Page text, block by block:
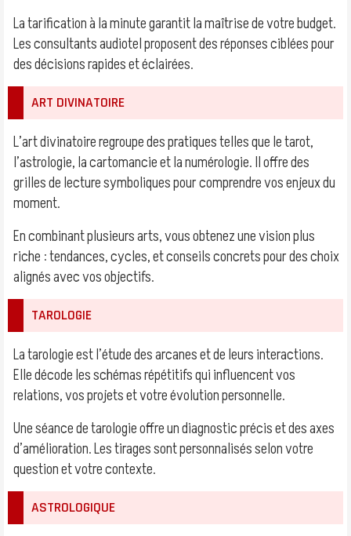
La tarification à la minute garantit la maîtrise de votre budget.
Les consultants audiotel proposent des réponses ciblées pour
des décisions rapides et éclairées.
ART DIVINATOIRE
L’art divinatoire regroupe des pratiques telles que le tarot,
l’astrologie, la cartomancie et la numérologie. Il offre des
grilles de lecture symboliques pour comprendre vos enjeux du
moment.
En combinant plusieurs arts, vous obtenez une vision plus
riche : tendances, cycles, et conseils concrets pour des choix
alignés avec vos objectifs.
TAROLOGIE
La tarologie est l’étude des arcanes et de leurs interactions.
Elle décode les schémas répétitifs qui influencent vos
relations, vos projets et votre évolution personnelle.
Une séance de tarologie offre un diagnostic précis et des axes
d’amélioration. Les tirages sont personnalisés selon votre
question et votre contexte.
ASTROLOGIQUE